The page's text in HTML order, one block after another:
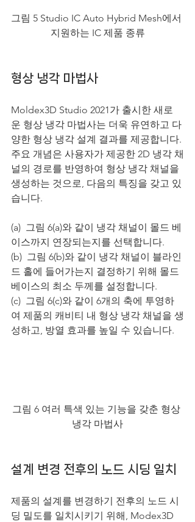
그림 5 Studio IC Auto Hybrid Mesh에서
지원하는 IC 제품 종류
형상 냉각 마법사
Moldex3D Studio 2021가 출시한 새로
운 형상 냉각 마법사는 더욱 유연하고 다
양한 형상 냉각 설계 결과를 제공합니다.
주요 개념은 사용자가 제공한 2D 냉각 채
널의 경로를 반영하여 형상 냉각 채널을
생성하는 것으로, 다음의 특징을 갖고 있
습니다.
(a)  그림 6(a)와 같이 냉각 채널이 몰드 베
이스까지 연장되는지를 선택합니다.
(b)  그림 6(b)와 같이 냉각 채널이 블라인
드 홀에 들어가는지 결정하기 위해 몰드
베이스의 최소 두께를 설정합니다.
(c)  그림 6(c)와 같이 6개의 축에 투영하
여 제품의 캐비티 내 형상 냉각 채널을 생
성하고, 방열 효과를 높일 수 있습니다.
그림 6 여러 특색 있는 기능을 갖춘 형상
냉각 마법사
설계 변경 전후의 노드 시딩 일치
제품의 설계를 변경하기 전후의 노드 시
딩 밀도를 일치시키기 위해, Modex3D